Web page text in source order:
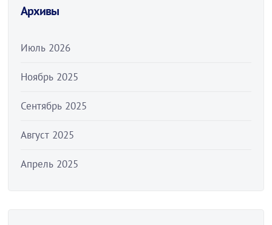
Архивы
Июль 2026
Ноябрь 2025
Сентябрь 2025
Август 2025
Апрель 2025